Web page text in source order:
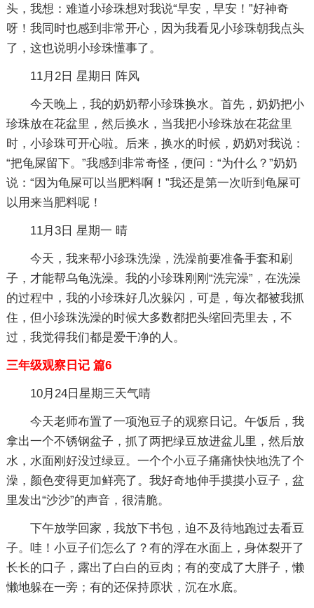
头，我想：难道小珍珠想对我说“早安，早安！”好神奇
呀！我同时也感到非常开心，因为我看见小珍珠朝我点头
了，这也说明小珍珠懂事了。
11月2日 星期日 阵风
今天晚上，我的奶奶帮小珍珠换水。首先，奶奶把小
珍珠放在花盆里，然后换水，当我把小珍珠放在花盆里
时，小珍珠可开心啦。后来，换水的时候，奶奶对我说：
“把龟屎留下。”我感到非常奇怪，便问：“为什么？”奶奶
说：“因为龟屎可以当肥料啊！”我还是第一次听到龟屎可
以用来当肥料呢！
11月3日 星期一 晴
今天，我来帮小珍珠洗澡，洗澡前要准备手套和刷
子，才能帮乌龟洗澡。我的小珍珠刚刚“洗完澡”，在洗澡
的过程中，我的小珍珠好几次躲闪，可是，每次都被我抓
住，但小珍珠洗澡的时候大多数都把头缩回壳里去，不
过，我觉得我们都是爱干净的人。
三年级观察日记 篇6
10月24日星期三天气晴
今天老师布置了一项泡豆子的观察日记。午饭后，我
拿出一个不锈钢盆子，抓了两把绿豆放进盆儿里，然后放
水，水面刚好没过绿豆。一个个小豆子痛痛快快地洗了个
澡，颜色变得更加鲜亮了。我好奇地伸手摸摸小豆子，盆
里发出“沙沙”的声音，很清脆。
下午放学回家，我放下书包，迫不及待地跑过去看豆
子。哇！小豆子们怎么了？有的浮在水面上，身体裂开了
长长的口子，露出了白白的豆肉；有的变成了大胖子，懒
懒地躲在一旁；有的还保持原状，沉在水底。